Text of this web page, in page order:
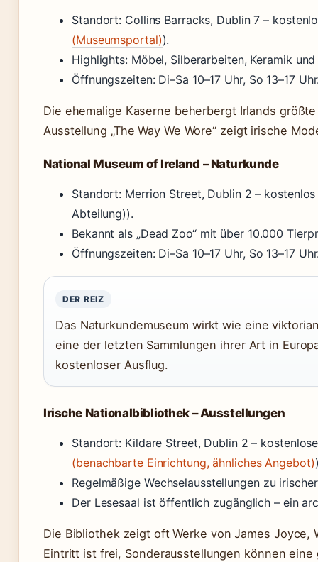
Standort: Collins Barracks, Dublin 7 –
(Museumsportal)).
Highlights: Möbel, Silberarbeiten, Keramik
Öffnungszeiten: Di–Sa 10–17 Uhr, So 13–17
Die ehemalige Kaserne beherbergt Irlands
Ausstellung „The Way We Wore“ zeigt irische
National Museum of Ireland – Naturkunde
Standort: Merrion Street, Dublin 2 –
Abteilung)).
Bekannt als „Dead Zoo“ mit über 10.000
Öffnungszeiten: Di–Sa 10–17 Uhr, So 13–17
DER REIZ
Das Naturkundemuseum wirkt wie eine
eine der letzten Sammlungen ihrer Art in
kostenloser Ausflug.
Irische Nationalbibliothek – Ausstellungen
Standort: Kildare Street, Dublin 2 –
(benachbarte Einrichtung, ähnliches Angebot)
Regelmäßige Wechselausstellungen zu
Der Lesesaal ist öffentlich zugänglich – ein
Die Bibliothek zeigt oft Werke von James Joyce,
Eintritt ist frei, Sonderausstellungen können eine